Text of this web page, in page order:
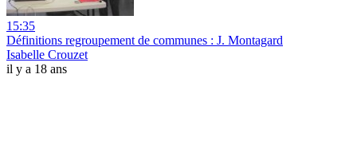
15:35
Définitions regroupement de communes : J. Montagard
Isabelle Crouzet
il y a 18 ans